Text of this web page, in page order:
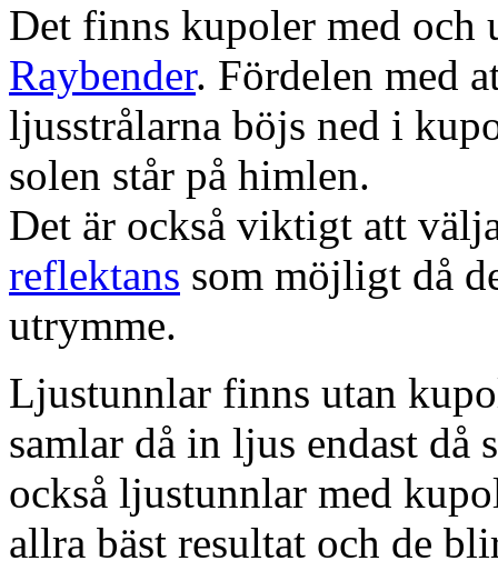
Det finns kupoler med och
Raybender. Fördelen med
ljusstrålarna böjs ned i
solen står på himlen.
Det är också viktigt att
reflektans som möjligt då
utrymme.
Ljustunnlar finns utan
samlar då in ljus endast då
också ljustunnlar med
allra bäst resultat och de